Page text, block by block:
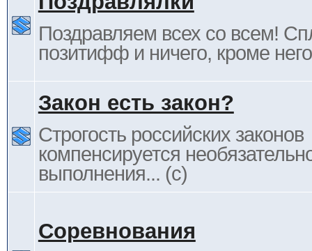
Поздравляем всех со всем!
позитифф и ничего, кроме
Закон есть закон?
Строгость российских законов
компенсируется
выполнения... (c)
Соревнования